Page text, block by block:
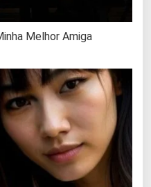
Melhor Amiga